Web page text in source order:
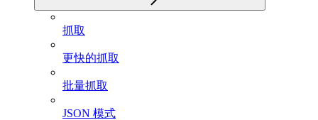
抓取
更快的抓取
批量抓取
JSON 模式